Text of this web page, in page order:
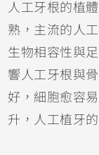
人工牙根的植
熟，主流的人
生物相容性與
響人工牙根與
好，細胞愈容
升，人工植牙